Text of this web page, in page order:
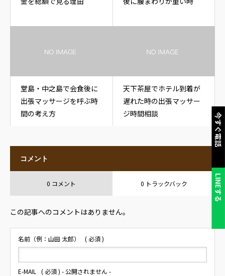
今すぐ電話
LINEする
堂島・中之島で会食後に
出張マッサージを呼ぶ時
間の考え方
天下茶屋でホテル到着が
遅れた時の出張マッサー
ジ時間相談
コメント
0 コメント 0 トラックバック
この記事へのコメントはありません。
名前（例：山田 太郎） ( 必須 )
E-MAIL ( 必須 ) - 公開されません -